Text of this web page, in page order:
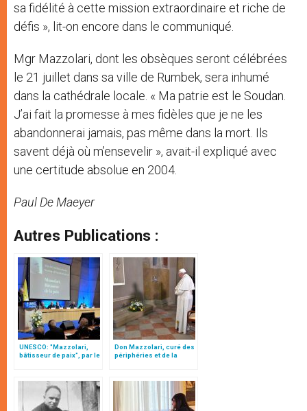
sa fidélité à cette mission extraordinaire et riche de
défis », lit-on encore dans le communiqué.
Mgr Mazzolari, dont les obsèques seront célébrées
le 21 juillet dans sa ville de Rumbek, sera inhumé
dans la cathédrale locale. « Ma patrie est le Soudan.
J’ai fait la promesse à mes fidèles que je ne les
abandonnerai jamais, pas même dans la mort. Ils
savent déjà où m’ensevelir », avait-il expliqué avec
une certitude absolue en 2004.
Paul De Maeyer
Autres Publications :
UNESCO: "Mazzolari,
bâtisseur de paix", par le
Don Mazzolari, curé des
périphéries et de la